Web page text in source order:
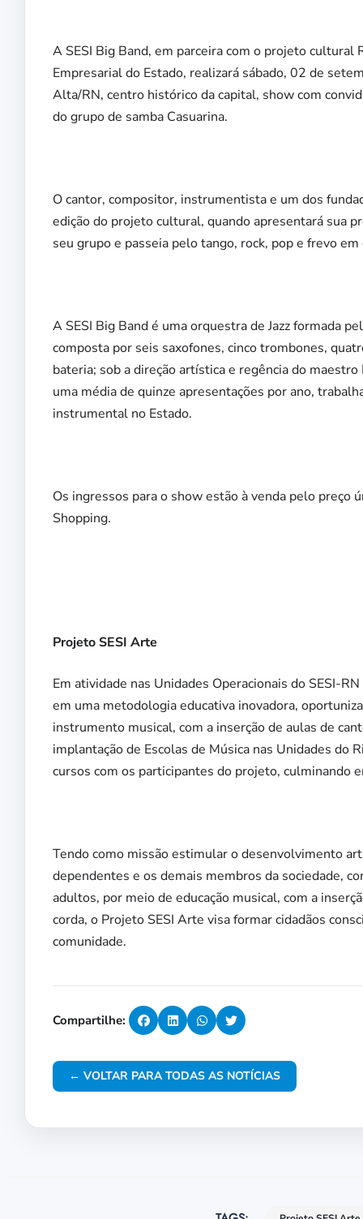
A SESI Big Band, em parceira com o projeto cultural
Empresarial do Estado, realizará sábado, 02 de
Alta/RN, centro histórico da capital, show com
do grupo de samba Casuarina.
O cantor, compositor, instrumentista e um dos
edição do projeto cultural, quando apresentará sua
seu grupo e passeia pelo tango, rock, pop e frevo
A SESI Big Band é uma orquestra de Jazz formada
composta por seis saxofones, cinco trombones,
bateria; sob a direção artística e regência do
uma média de quinze apresentações por ano,
instrumental no Estado.
Os ingressos para o show estão à venda pelo
Shopping.
Projeto SESI Arte
Em atividade nas Unidades Operacionais do SESI-
em uma metodologia educativa inovadora,
instrumento musical, com a inserção de aulas de
implantação de Escolas de Música nas Unidades do
cursos com os participantes do projeto, culminando
Tendo como missão estimular o desenvolvimento
dependentes e os demais membros da sociedade,
adultos, por meio de educação musical, com a
corda, o Projeto SESI Arte visa formar cidadãos
comunidade.
Compartilhe:
← VOLTAR PARA TODAS AS NOTÍCIAS